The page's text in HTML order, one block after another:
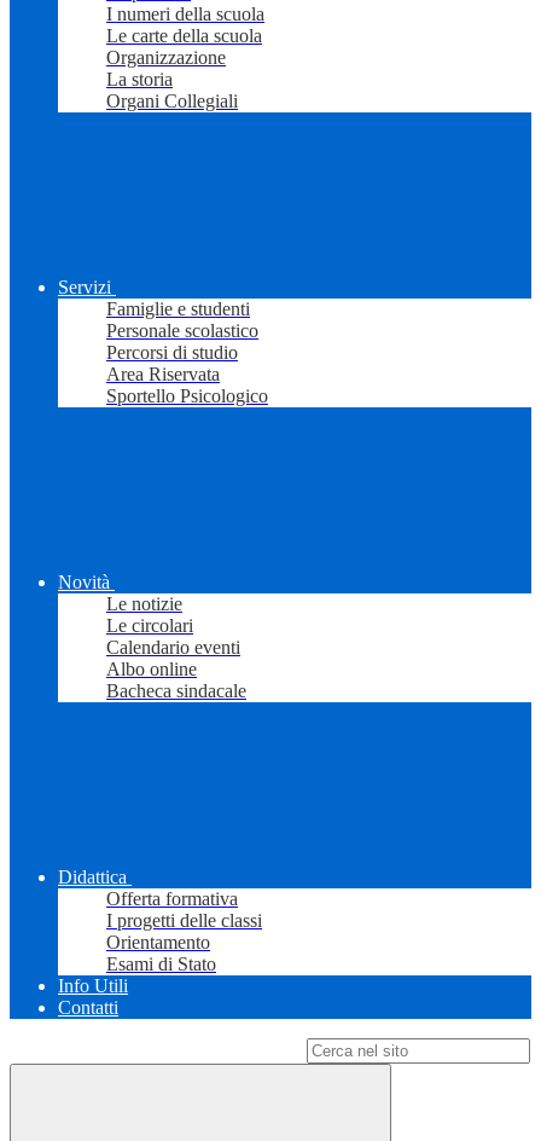
I numeri della scuola
Le carte della scuola
Organizzazione
La storia
Organi Collegiali
Servizi
Famiglie e studenti
Personale scolastico
Percorsi di studio
Area Riservata
Sportello Psicologico
Novità
Le notizie
Le circolari
Calendario eventi
Albo online
Bacheca sindacale
Didattica
Offerta formativa
I progetti delle classi
Orientamento
Esami di Stato
Info Utili
Contatti